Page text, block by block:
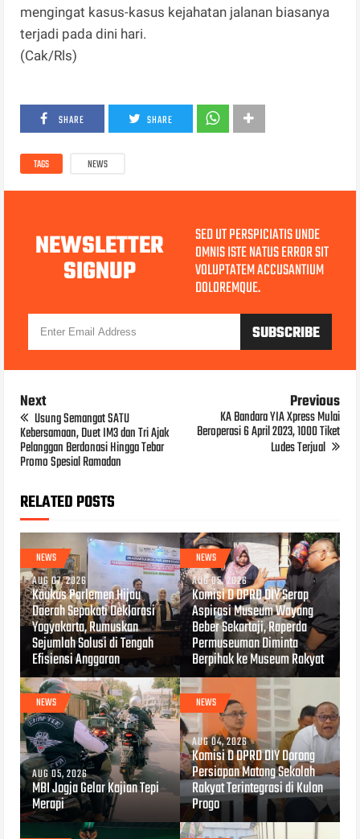
mengingat kasus-kasus kejahatan jalanan biasanya
terjadi pada dini hari.
(Cak/Rls)
SHARE SHARE
TAGS NEWS
NEWSLETTER
SIGNUP
SED UT PERSPICIATIS UNDE
OMNIS ISTE NATUS ERROR SIT
VOLUPTATEM ACCUSANTIUM
DOLOREMQUE.
Next
Usung Semangat SATU
Kebersamaan, Duet IM3 dan Tri Ajak
Pelanggan Berdonasi Hingga Tebar
Promo Spesial Ramadan
Previous
KA Bandara YIA Xpress Mulai
Beroperasi 6 April 2023, 1000 Tiket
Ludes Terjual
RELATED POSTS
NEWS
AUG 07, 2026
Kaukus Parlemen Hijau
Daerah Sepakati Deklarasi
Yogyakarta, Rumuskan
Sejumlah Solusi di Tengah
Efisiensi Anggaran
NEWS
AUG 05, 2026
Komisi D DPRD DIY Serap
Aspirasi Museum Wayang
Beber Sekartaji, Raperda
Permuseuman Diminta
Berpihak ke Museum Rakyat
NEWS
AUG 05, 2026
MBI Jogja Gelar Kajian Tepi
Merapi
NEWS
AUG 04, 2026
Komisi D DPRD DIY Dorong
Persiapan Matang Sekolah
Rakyat Terintegrasi di Kulon
Progo